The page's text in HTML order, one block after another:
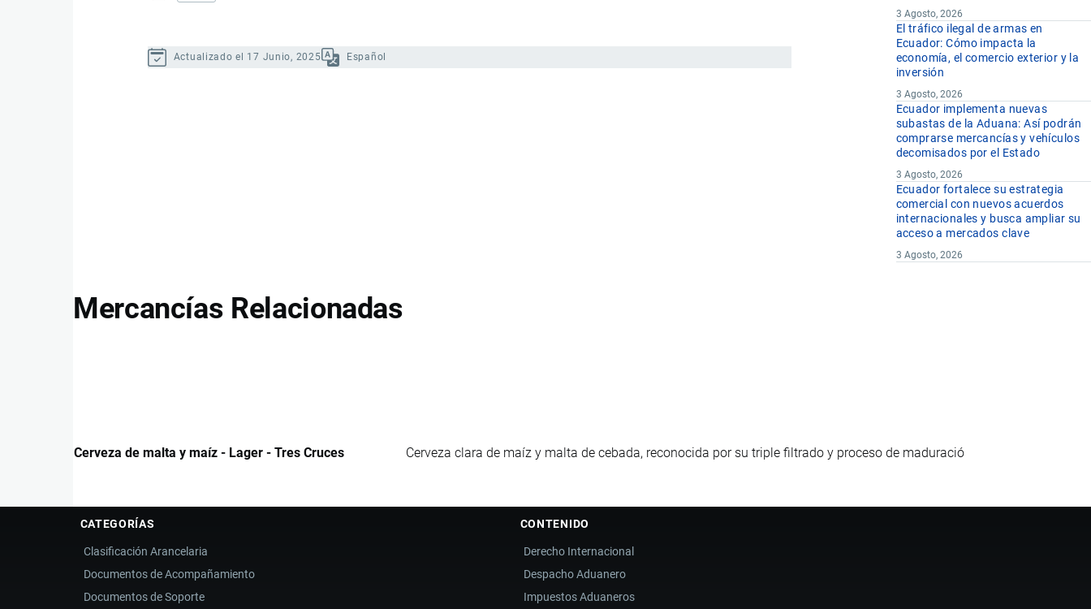
Actualizado el 17 Junio, 2025 Español
3 Agosto, 2026
El tráfico ilegal de armas en
Ecuador: Cómo impacta la
economía, el comercio exterior y la
inversión
3 Agosto, 2026
Ecuador implementa nuevas
subastas de la Aduana: Así podrán
comprarse mercancías y vehículos
decomisados por el Estado
3 Agosto, 2026
Ecuador fortalece su estrategia
comercial con nuevos acuerdos
internacionales y busca ampliar su
acceso a mercados clave
3 Agosto, 2026
Mercancías Relacionadas
Cerveza de malta y maíz - Lager - Tres Cruces Cerveza clara de maíz y malta de cebada, reconocida por su triple filtrado y proceso de maduració
CATEGORÍAS
Clasificación Arancelaria
Documentos de Acompañamiento
Documentos de Soporte
CONTENIDO
Derecho Internacional
Despacho Aduanero
Impuestos Aduaneros